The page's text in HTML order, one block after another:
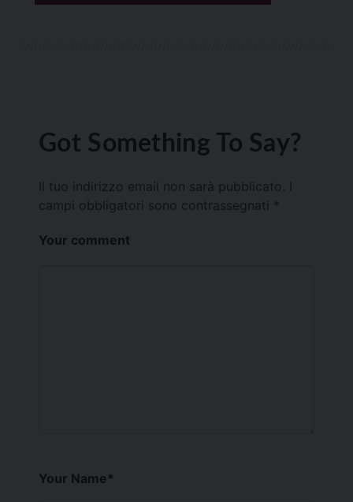
Got Something To Say?
Il tuo indirizzo email non sarà pubblicato.
campi obbligatori sono contrassegnati *
Your comment
Your Name*